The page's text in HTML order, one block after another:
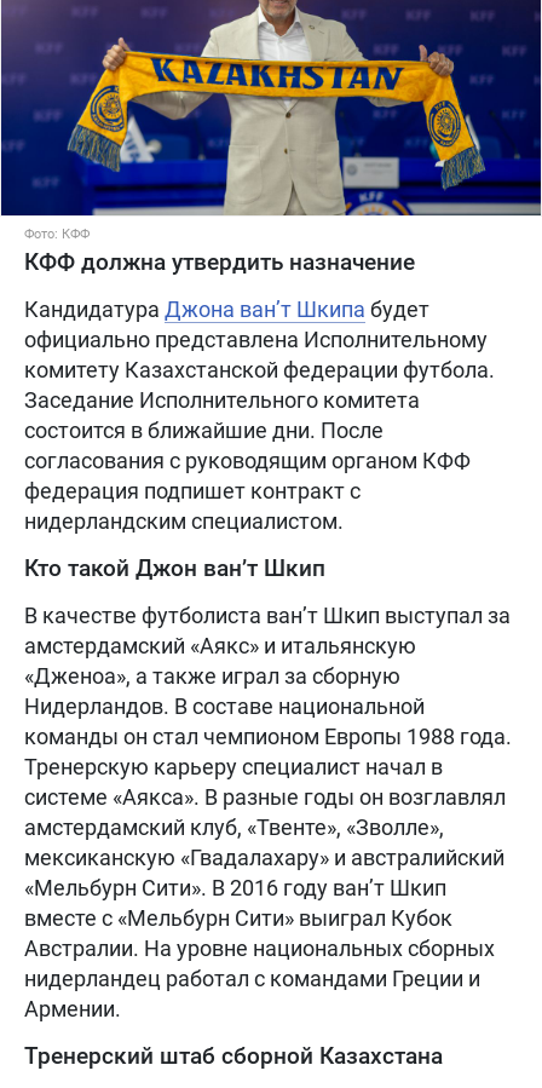
Фото: КФФ
КФФ должна утвердить назначение
Кандидатура Джона ван’т Шкипа будет
официально представлена Исполнительному
комитету Казахстанской федерации футбола.
Заседание Исполнительного комитета
состоится в ближайшие дни. После
согласования с руководящим органом КФФ
федерация подпишет контракт с
нидерландским специалистом.
Кто такой Джон ван’т Шкип
В качестве футболиста ван’т Шкип выступал за
амстердамский «Аякс» и итальянскую
«Дженоа», а также играл за сборную
Нидерландов. В составе национальной
команды он стал чемпионом Европы 1988 года.
Тренерскую карьеру специалист начал в
системе «Аякса». В разные годы он возглавлял
амстердамский клуб, «Твенте», «Зволле»,
мексиканскую «Гвадалахару» и австралийский
«Мельбурн Сити». В 2016 году ван’т Шкип
вместе с «Мельбурн Сити» выиграл Кубок
Австралии. На уровне национальных сборных
нидерландец работал с командами Греции и
Армении.
Тренерский штаб сборной Казахстана